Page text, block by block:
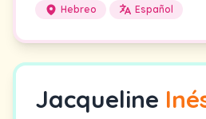
Hebreo Español
Jacqueline